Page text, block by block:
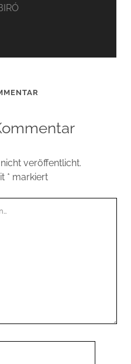
veröffentlicht.
* markiert